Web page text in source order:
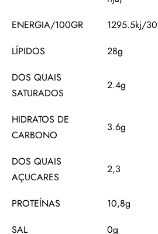
ENERGIA/100GR
1295.5kj/
LÍPIDOS
28g
DOS QUAIS
SATURADOS
2.4g
HIDRATOS DE
CARBONO
3.6g
DOS QUAIS
AÇUCARES
2,3
PROTEÍNAS
10,8g
SAL
0g